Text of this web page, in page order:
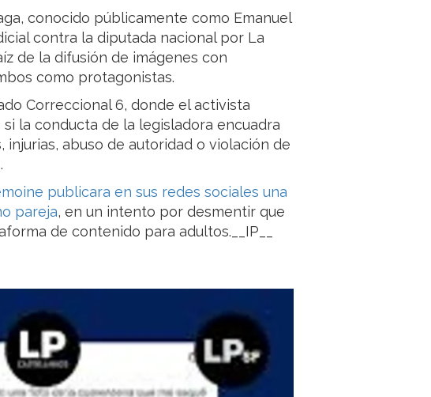
conocido públicamente como Emanuel
contra la diputada nacional por La
de la difusión de imágenes con
como protagonistas.
Correccional 6, donde el activista
la conducta de la legisladora encuadra
injurias, abuso de autoridad o violación de
publicara en sus redes sociales una
pareja, en un intento por desmentir que
de contenido para adultos.__IP__